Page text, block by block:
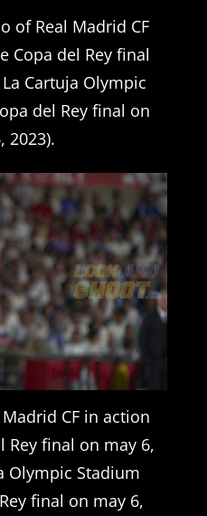
of Real Madrid CF
Copa del Rey final
Cartuja Olympic
del Rey final on
2023).
CF in action
Rey final on may 6,
Olympic Stadium
final on may 6,